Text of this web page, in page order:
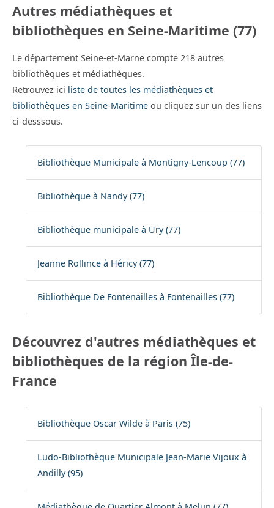
Autres médiathèques et
bibliothèques en Seine-Maritime (77)
Le département Seine-et-Marne compte 218 autres
bibliothèques et médiathèques.
Retrouvez ici liste de toutes les médiathèques et
bibliothèques en Seine-Maritime ou cliquez sur un des liens
ci-desssous.
Bibliothèque Municipale à Montigny-Lencoup (77)
Bibliothèque à Nandy (77)
Bibliothèque municipale à Ury (77)
Jeanne Rollince à Héricy (77)
Bibliothèque De Fontenailles à Fontenailles (77)
Découvrez d'autres médiathèques et
bibliothèques de la région Île-de-
France
Bibliothèque Oscar Wilde à Paris (75)
Ludo-Bibliothèque Municipale Jean-Marie Vijoux à
Andilly (95)